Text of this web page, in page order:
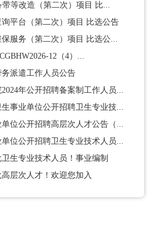
等改造（第二次）项目 比...
平台（第二次）项目 比选公告
服务（第二次）项目 比选公...
12（4）...
派遣工作人员公告
年公开招聘备案制工作人员...
事业单位公开招聘卫生专业技...
位公开招聘高层次人才公告（...
位公开招聘卫生专业技术人员...
生专业技术人员！事业编制
层次人才！欢迎您加入